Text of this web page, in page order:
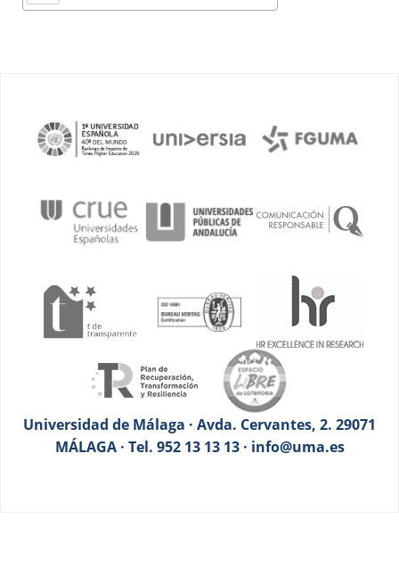
Universidad de Málaga · Avda. Cervantes, 2. 29071
MÁLAGA · Tel. 952 13 13 13 · info@uma.es